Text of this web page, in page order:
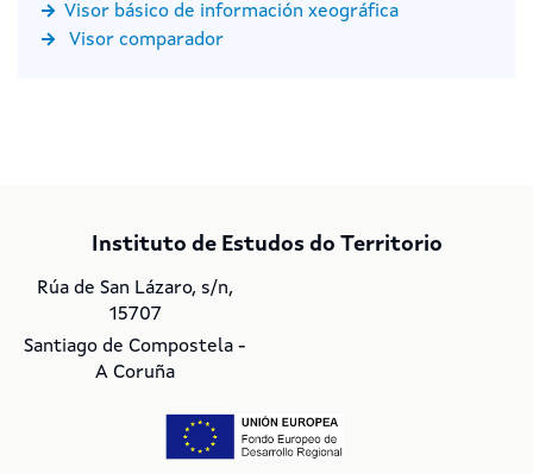
Visor básico de información xeográfica
Visor comparador
Instituto de Estudos do Territorio
Rúa de San Lázaro, s/n,
15707
Santiago de Compostela -
A Coruña